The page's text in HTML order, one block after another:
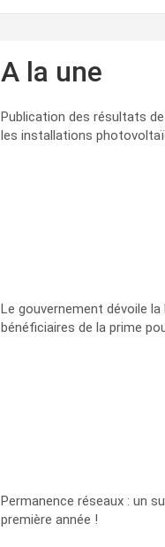
A la une
Publication des résultats de
les installations
Le gouvernement dévoile
bénéficiaires de la prime
Permanence réseaux : un
première année !